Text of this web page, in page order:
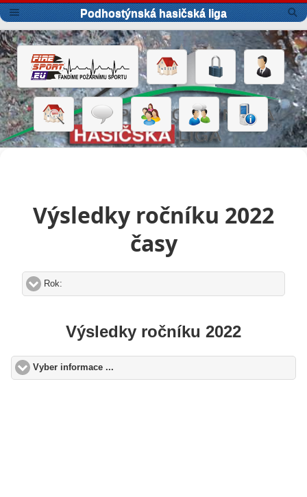
Podhostýnská hasičská liga
Výsledky ročníku 2022
časy
Rok:
Výsledky ročníku 2022
Vyber informace ...